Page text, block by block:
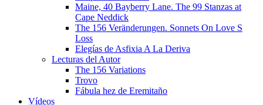
Maine, 40 Bayberry Lane. The 99 Stanzas at
Cape Neddick
The 156 Veränderungen. Sonnets On Love S
Loss
Elegías de Asfixia A La Deriva
Lecturas del Autor
The 156 Variations
Trovo
Fábula hez de Eremitaño
Vídeos